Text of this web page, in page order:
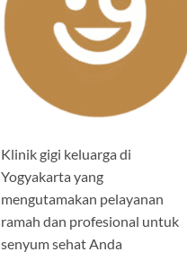
Klinik gigi keluarga di
Yogyakarta yang
mengutamakan pelayanan
ramah dan profesional untuk
senyum sehat Anda